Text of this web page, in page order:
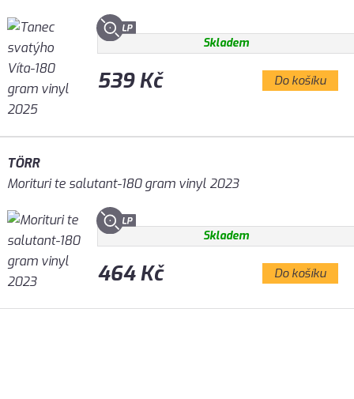
Skladem
539 Kč Do košíku
TÖRR
Morituri te salutant-180 gram vinyl 2023
Skladem
464 Kč Do košíku